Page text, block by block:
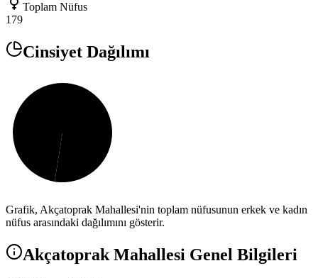
Toplam Nüfus
179
Cinsiyet Dağılımı
Grafik, Akçatoprak Mahallesi'nin toplam nüfusunun erkek ve kadın
nüfus arasındaki dağılımını gösterir.
Akçatoprak Mahallesi Genel Bilgileri